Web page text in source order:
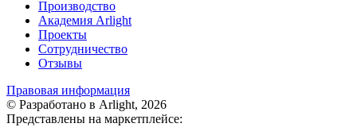
Производство
Академия Arlight
Проекты
Сотрудничество
Отзывы
Правовая информация
© Разработано в Arlight, 2026
Представлены на маркетплейсе: